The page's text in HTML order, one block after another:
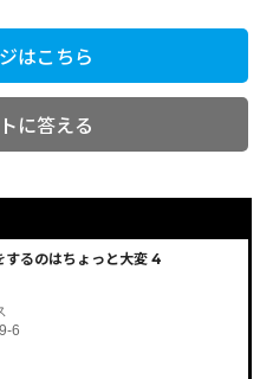
はこちら
に答える
するのはちょっと大変 4
6